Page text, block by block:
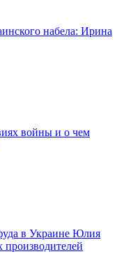
набела: Ирина
войны и о чем
в Украине Юлия